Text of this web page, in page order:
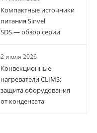
Компактные источники
питания Sinvel
SDS — обзор серии
2 июля 2026
Конвекционные
нагреватели CLIMS:
защита оборудования
от конденсата